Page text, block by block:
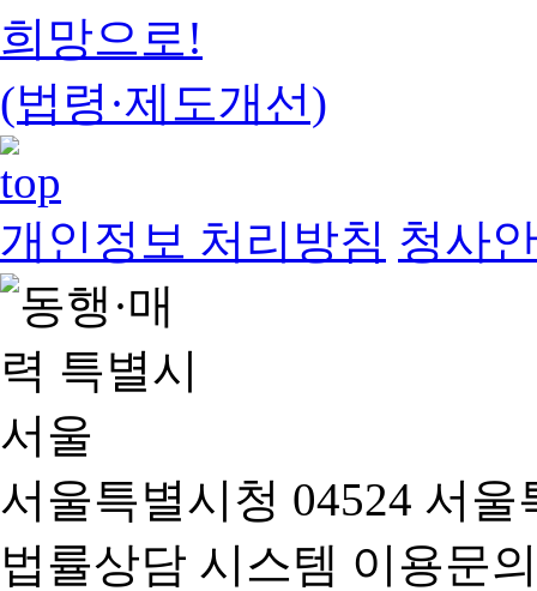
희망으로!
(법령·제도개선)
개인정보 처리방침 청사
서울특별시청 04524 서
법률상담 시스템 이용문